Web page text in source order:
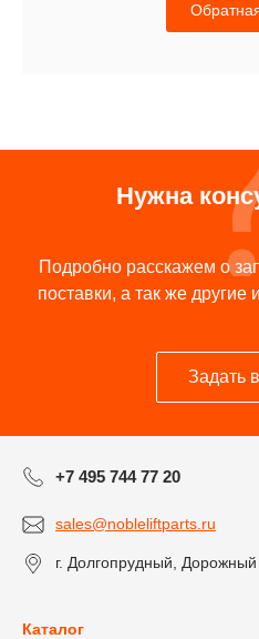
Нужна
Подробно расскажем о
поставки, а так же
Задать
+7 495 744 77 20
sales@nobleliftparts.ru
г. Долгопрудный,
Каталог